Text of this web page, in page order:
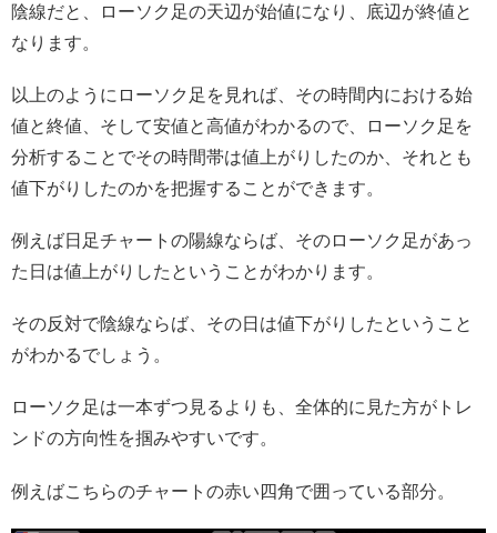
陰線だと、ローソク足の天辺が始値になり、底辺が終値と
なります。
以上のようにローソク足を見れば、その時間内における始
値と終値、そして安値と高値がわかるので、ローソク足を
分析することでその時間帯は値上がりしたのか、それとも
値下がりしたのかを把握することができます。
例えば日足チャートの陽線ならば、そのローソク足があっ
た日は値上がりしたということがわかります。
その反対で陰線ならば、その日は値下がりしたということ
がわかるでしょう。
ローソク足は一本ずつ見るよりも、全体的に見た方がトレ
ンドの方向性を掴みやすいです。
例えばこちらのチャートの赤い四角で囲っている部分。